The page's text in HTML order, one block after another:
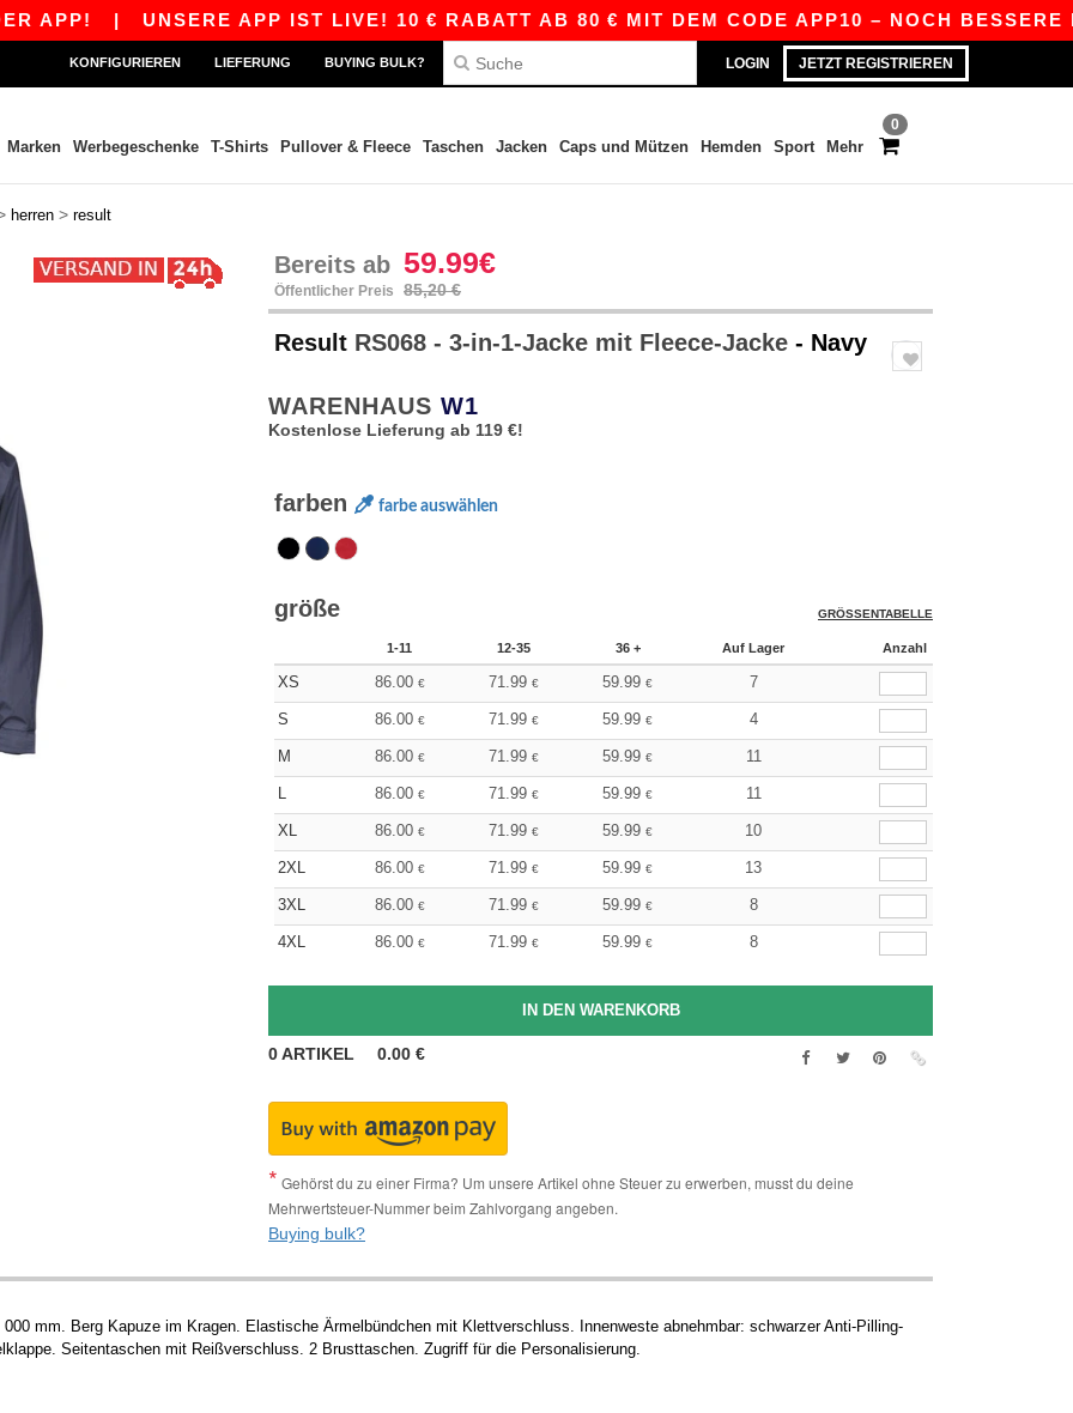
|UNSERE APP IST LIVE! 10 € RABATT AB 80 € MIT DEM CODE APP10 – NOCH BESSERE
LOGIN JETZT REGISTRIEREN
KONFIGURIEREN LIEFERUNG BUYING BULK?
0
Marken Werbegeschenke T-Shirts Pullover & Fleece Taschen Jacken Caps und Mützen Hemden Sport Mehr
herren > result
Bereits ab 59.99€
Öffentlicher Preis 85,20 €
Result RS068 - 3-in-1-Jacke mit Fleece-Jacke - Navy
WARENHAUS W1
Kostenlose Lieferung ab 119 €!
farben farbe auswählen
größe GRÖSSENTABELLE
1-11 12-35 36 + Auf Lager Anzahl
XS 86.00 € 71.99 € 59.99 € 7
S 86.00 € 71.99 € 59.99 € 4
M 86.00 € 71.99 € 59.99 € 11
L 86.00 € 71.99 € 59.99 € 11
XL 86.00 € 71.99 € 59.99 € 10
2XL 86.00 € 71.99 € 59.99 € 13
3XL 86.00 € 71.99 € 59.99 € 8
4XL 86.00 € 71.99 € 59.99 € 8
0ARTIKEL 0.00 €
Gehörst du zu einer Firma? Um unsere Artikel ohne Steuer zu erwerben, musst du deine
Mehrwertsteuer-Nummer beim Zahlvorgang angeben.
Buying bulk?
mm. Berg Kapuze im Kragen. Elastische Ärmelbündchen mit Klettverschluss. Innenweste abnehmbar: schwarzer Anti-Pilling-
Seitentaschen mit Reißverschluss. 2 Brusttaschen. Zugriff für die Personalisierung.